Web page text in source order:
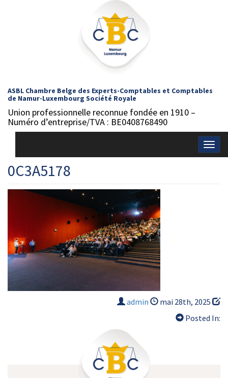
ASBL Chambre Belge des Experts-Comptables et Comptables
de Namur-Luxembourg Société Royale
Union professionnelle reconnue fondée en 1910 –
Numéro d’entreprise/TVA : BE0408768490
0C3A5178
admin
mai 28th, 2025
Posted In: